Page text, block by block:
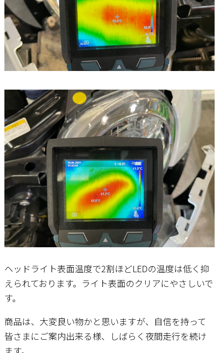
ヘッドライト表面温度で2割ほどLEDの温度は低く抑
えられております。ライト表面のクリアにやさしいで
す。
商品は、大変良い物かと思いますが、自信を持って
皆さまにご案内出来る様、しばらく夜間走行を続け